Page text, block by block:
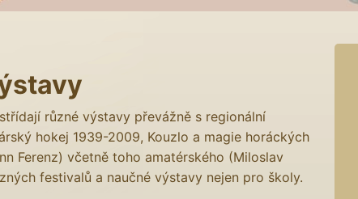
různé výstavy převážně s regionální
hokej 1939-2009, Kouzlo a magie horáckých
Ferenz) včetně toho amatérského (Miloslav
festivalů a naučné výstavy nejen pro školy.